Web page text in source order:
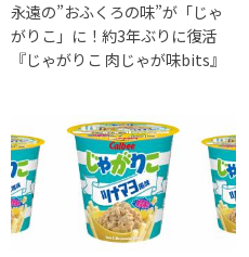
永遠の”おふくろの味”が「じゃ
がりこ」に！約3年ぶりに復活
『じゃがりこ 肉じゃが味bits』